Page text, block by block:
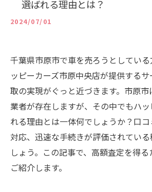
選ばれる理由とは？
2024/07/01
千葉県市原市で車を売ろうとしてい
ッピーカーズ市原中央店が提供する
取の実現がぐっと近づきます。市原
業者が存在しますが、その中でもハ
れる理由とは一体何でしょうか？口
対応、迅速な手続きが評価されてい
しょう。この記事で、高額査定を得
ご紹介します。